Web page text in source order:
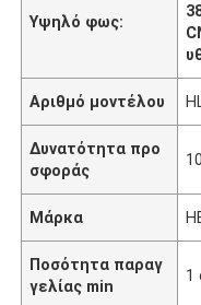
Υψηλό φως:
Αριθμό μοντέλου
Δυνατότητα προ
σφοράς
Μάρκα
Ποσότητα παραγ
γελίας min
1